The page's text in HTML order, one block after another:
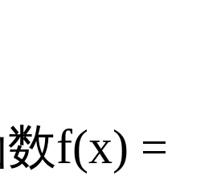
f(x) =